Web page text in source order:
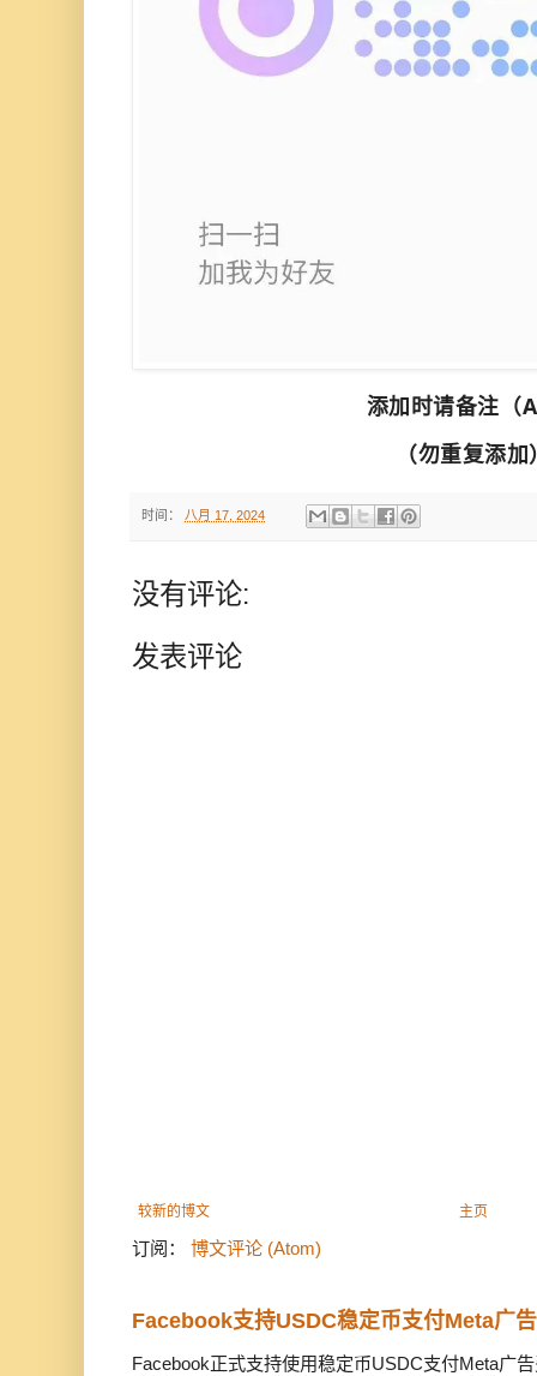
添加时请备注（
（勿重复添加
时间： 八月 17, 2024
没有评论:
发表评论
较新的博文 主页
订阅： 博文评论 (Atom)
Facebook支持USDC稳定币支付Meta广
Facebook正式支持使用稳定币USDC支付Meta广